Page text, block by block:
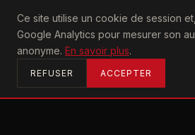
Ce site utilise un cookie de session
Google Analytics pour mesurer son
anonyme. En savoir plus.
REFUSER ACCEPTER
U2achtung
ACCUEIL